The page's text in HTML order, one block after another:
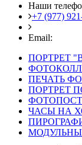
Наши
+7 (977)
Email:
ПОРТРЕТ
ПЕЧАТЬ
ПОРТРЕТ
ЧАСЫ НА